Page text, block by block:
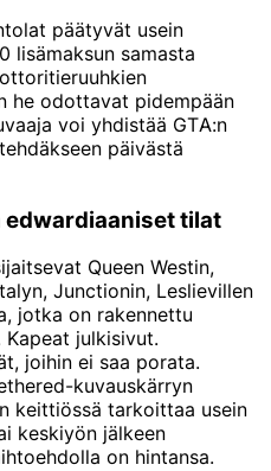
päätyvät usein
lisämaksun samasta
he odottavat pidempään
voi yhdistää GTA:n
päivästä
tilat
Queen Westin,
Junctionin, Leslievillen
jotka on rakennettu
julkisivut.
joihin ei saa porata.
kuvauskärryn
keittiössä tarkoittaa usein
keskiyön jälkeen
on hintansa.